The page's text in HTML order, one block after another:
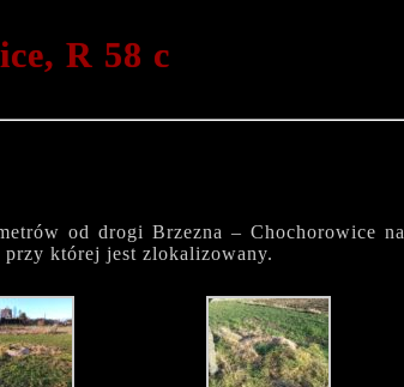
R 58 c
od drogi Brzezna – Chochorowice na
której jest zlokalizowany.